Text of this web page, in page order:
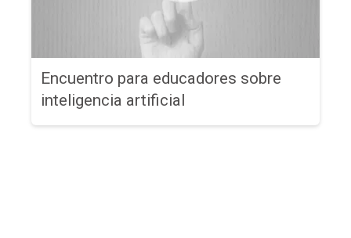
Encuentro para educadores sobre
inteligencia artificial